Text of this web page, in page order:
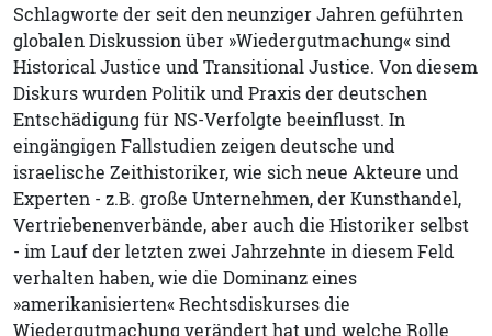
Schlagworte der seit den neunziger Jahren geführten
globalen Diskussion über »Wiedergutmachung« sind
Historical Justice und Transitional Justice. Von diesem
Diskurs wurden Politik und Praxis der deutschen
Entschädigung für NS-Verfolgte beeinflusst. In
eingängigen Fallstudien zeigen deutsche und
israelische Zeithistoriker, wie sich neue Akteure und
Experten - z.B. große Unternehmen, der Kunsthandel,
Vertriebenenverbände, aber auch die Historiker selbst
- im Lauf der letzten zwei Jahrzehnte in diesem Feld
verhalten haben, wie die Dominanz eines
»amerikanisierten« Rechtsdiskurses die
Wiedergutmachung verändert hat und welche Rolle